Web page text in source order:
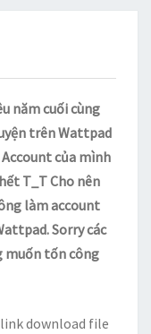
năm cuối cùng
trên Wattpad
của mình
T_T Cho nên
làm account
Sorry các
muốn tốn công
download file